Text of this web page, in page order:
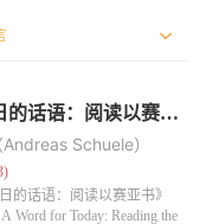
Schuele）